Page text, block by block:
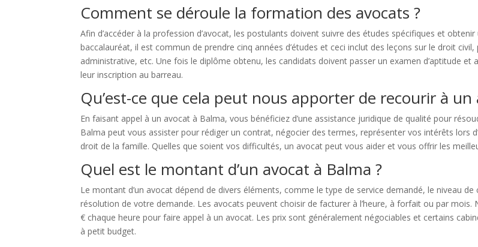
Comment se déroule la formation des avocats ?
Afin d’accéder à la profession d’avocat, les postulants doivent suivre des études spécifiques et
baccalauréat, il est commun de prendre cinq années d’études et ceci inclut des leçons sur le droit
administrative, etc. Une fois le diplôme obtenu, les candidats doivent passer un examen d’aptitude
leur inscription au barreau.
Qu’est-ce que cela peut nous apporter de recourir à un
En faisant appel à un avocat à Balma, vous bénéficiez d’une assistance juridique de qualité pour
Balma peut vous assister pour rédiger un contrat, négocier des termes, représenter vos intérêts lors
droit de la famille. Quelles que soient vos difficultés, un avocat peut vous aider et vous offrir les
Quel est le montant d’un avocat à Balma ?
Le montant d’un avocat dépend de divers éléments, comme le type de service demandé, le niveau
résolution de votre demande. Les avocats peuvent choisir de facturer à l’heure, à forfait ou par
€ chaque heure pour faire appel à un avocat. Les prix sont généralement négociables et certains
à petit budget.